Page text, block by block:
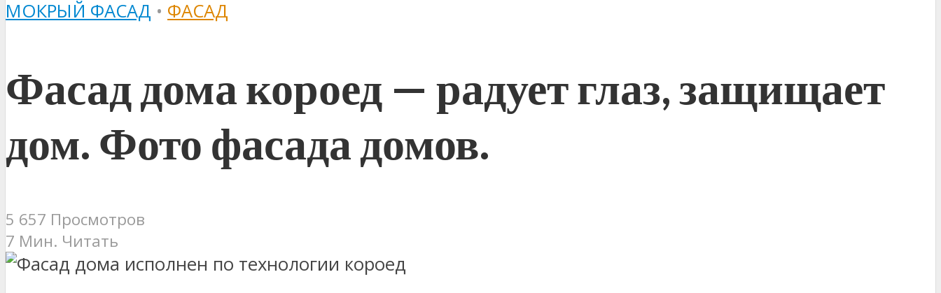
МОКРЫЙ ФАСАД • ФАСАД
Фасад дома короед — радует глаз, защищает
дом. Фото фасада домов.
5 657 Просмотров
7 Мин. Читать